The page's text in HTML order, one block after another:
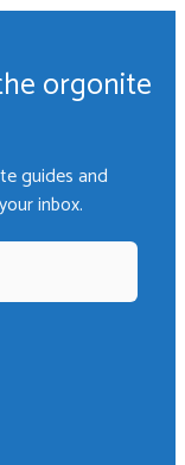
orgonite
guides and
inbox.